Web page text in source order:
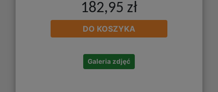
182,95 zł
DO KOSZYKA
Galeria zdjęć